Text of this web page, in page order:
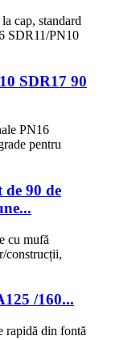
SDR17 90
de 90 de
/160...